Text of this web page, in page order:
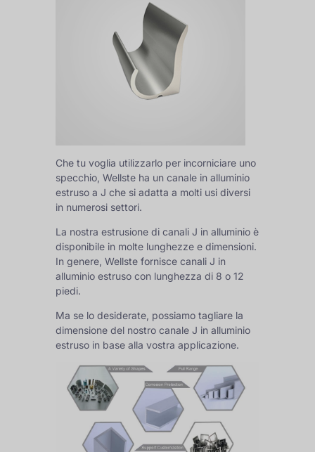
Che tu voglia utilizzarlo per incorniciare uno
specchio, Wellste ha un canale in alluminio
estruso a J che si adatta a molti usi diversi
in numerosi settori.
La nostra estrusione di canali J in alluminio è
disponibile in molte lunghezze e dimensioni.
In genere, Wellste fornisce canali J in
alluminio estruso con lunghezza di 8 o 12
piedi.
Ma se lo desiderate, possiamo tagliare la
dimensione del nostro canale J in alluminio
estruso in base alla vostra applicazione.